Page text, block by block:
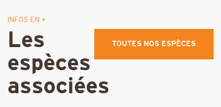
INFOS EN +
TOUTES NOS ESPÈCES
Les
espèces
associées